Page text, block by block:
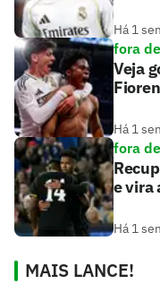
Há 1
fora
Veja
Há 1
fora
e vira
Há 1
MAIS LANCE!